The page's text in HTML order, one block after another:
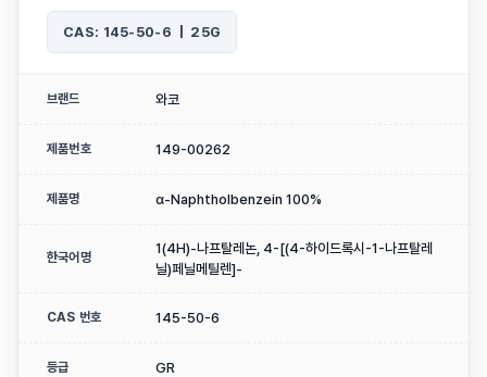
CAS: 145-50-6 | 25G
브랜드 와코
제품번호 149-00262
제품명 α-Naphtholbenzein 100%
한국어명
1(4H)-나프탈레논, 4-[(4-하이드록시-1-나프탈레
닐)페닐메틸렌]-
CAS 번호 145-50-6
등급 GR